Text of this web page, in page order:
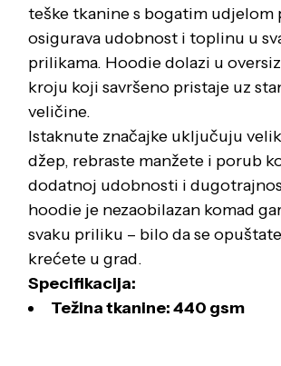
teške tkanine s bogatim udjelom
osigurava udobnost i toplinu u
prilikama. Hoodie dolazi u
kroju koji savršeno pristaje uz
veličine.
Istaknute značajke uključuju
džep, rebraste manžete i porub
dodatnoj udobnosti i
hoodie je nezaobilazan komad
svaku priliku – bilo da se
krećete u grad.
Specifikacija:
Težina tkanine: 440 gsm